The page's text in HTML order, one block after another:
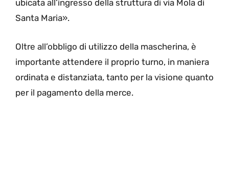
ubicata all’ingresso della struttura di via Mola di
Santa Maria».
Oltre all’obbligo di utilizzo della mascherina, è
importante attendere il proprio turno, in maniera
ordinata e distanziata, tanto per la visione quanto
per il pagamento della merce.